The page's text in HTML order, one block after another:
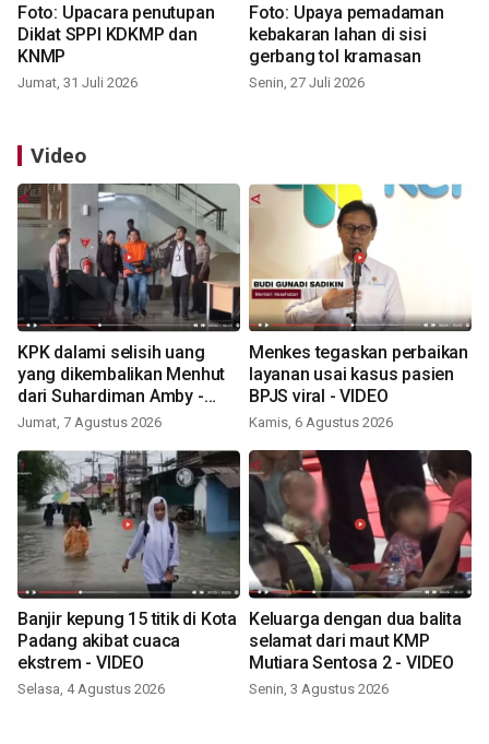
Foto: Upacara penutupan
Diklat SPPI KDKMP dan
KNMP
Jumat, 31 Juli 2026
Foto: Upaya pemadaman
kebakaran lahan di sisi
gerbang tol kramasan
Senin, 27 Juli 2026
Video
KPK dalami selisih uang
yang dikembalikan Menhut
dari Suhardiman Amby -
VIDEO
Jumat, 7 Agustus 2026
Menkes tegaskan perbaikan
layanan usai kasus pasien
BPJS viral - VIDEO
Kamis, 6 Agustus 2026
Banjir kepung 15 titik di Kota
Padang akibat cuaca
ekstrem - VIDEO
Selasa, 4 Agustus 2026
Keluarga dengan dua balita
selamat dari maut KMP
Mutiara Sentosa 2 - VIDEO
Senin, 3 Agustus 2026